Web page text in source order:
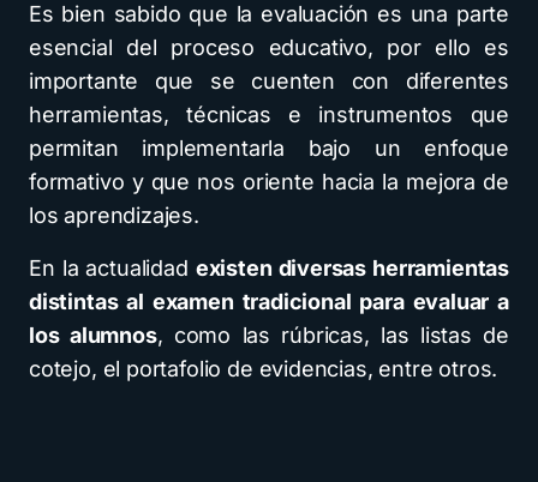
Es bien sabido que la evaluación es una parte
esencial del proceso educativo, por ello es
importante que se cuenten con diferentes
herramientas, técnicas e instrumentos que
permitan implementarla bajo un enfoque
formativo y que nos oriente hacia la mejora de
los aprendizajes.
En la actualidad existen diversas herramientas
distintas al examen tradicional para evaluar a
los alumnos, como las rúbricas, las listas de
cotejo, el portafolio de evidencias, entre otros.